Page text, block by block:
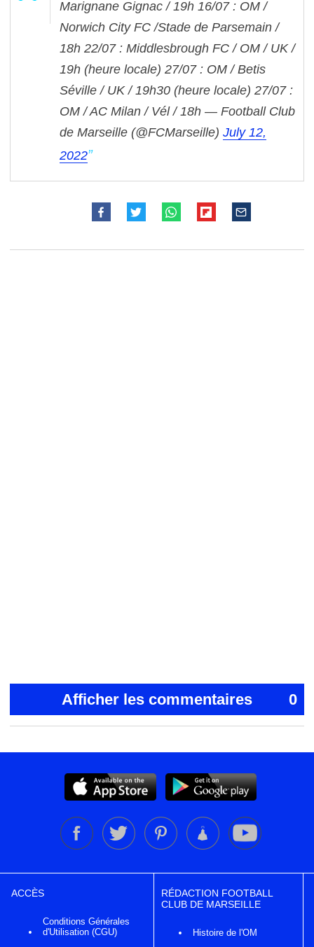
Marignane Gignac / 19h 16/07 : OM /
Norwich City FC /Stade de Parsemain /
18h 22/07 : Middlesbrough FC / OM / UK /
19h (heure locale) 27/07 : OM / Betis
Séville / UK / 19h30 (heure locale) 27/07 :
OM / AC Milan / Vél / 18h — Football Club
de Marseille (@FCMarseille) July 12,
2022
Afficher les commentaires 0
ACCÈS
Conditions Générales
d'Utilisation (CGU)
RÉDACTION FOOTBALL
CLUB DE MARSEILLE
Histoire de l'OM